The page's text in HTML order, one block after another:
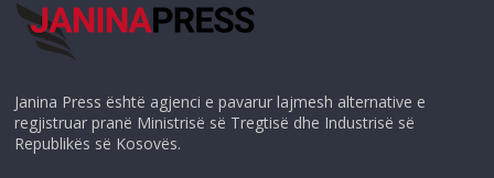
Janina Press është agjenci e pavarur lajmesh alternative e
regjistruar pranë Ministrisë së Tregtisë dhe Industrisë së
Republikës së Kosovës.